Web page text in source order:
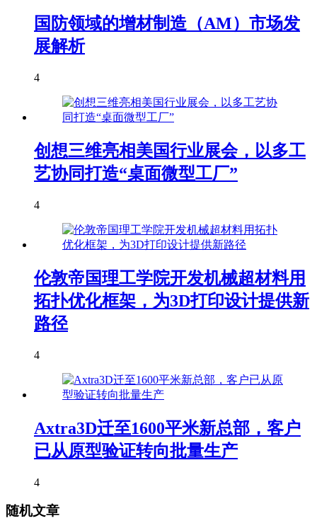
国防领域的增材制造（AM）市场发
展解析
4
创想三维亮相美国行业展会，以多工
艺协同打造“桌面微型工厂”
4
伦敦帝国理工学院开发机械超材料用
拓扑优化框架，为3D打印设计提供新
路径
4
Axtra3D迁至1600平米新总部，客户
已从原型验证转向批量生产
4
随机文章